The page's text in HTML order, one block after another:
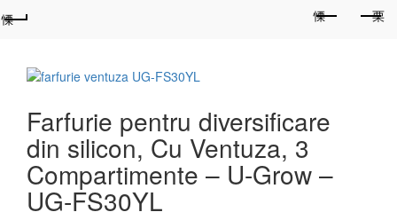
Farfurie pentru diversificare
din silicon, Cu Ventuza, 3
Compartimente – U-Grow –
UG-FS30YL